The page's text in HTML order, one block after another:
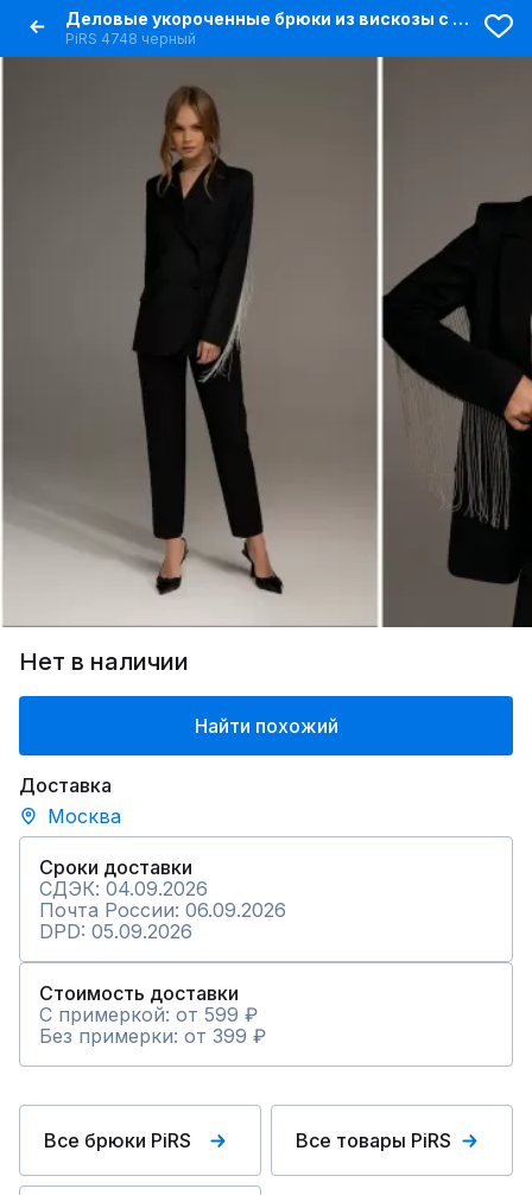
Деловые укороченные брюки из вискозы с высокой посадкой
PiRS 4748 черный
Нет в наличии
Найти похожий
Доставка
Москва
Сроки доставки
СДЭК: 04.09.2026
Почта России: 06.09.2026
DPD: 05.09.2026
Стоимость доставки
С примеркой: от 599 ₽
Без примерки: от 399 ₽
Все брюки PiRS Все товары PiRS